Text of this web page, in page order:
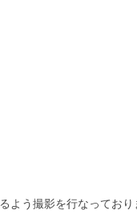
よう撮影を行なってお